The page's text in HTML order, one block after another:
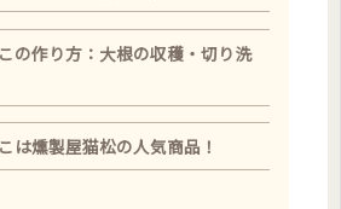
の作り方：大根の収穫・切り洗
は燻製屋猫松の人気商品！